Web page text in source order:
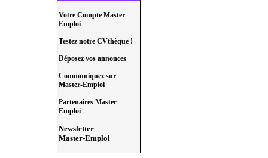
Votre Compte Master-
Emploi
Testez notre CVthèque !
Déposez vos annonces
Communiquez sur
Master-Emploi
Partenaires Master-
Emploi
Newsletter
Master-Emploi